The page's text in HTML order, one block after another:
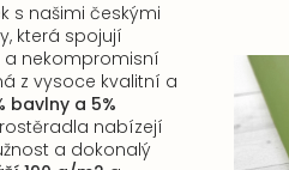
s našimi českými
která spojují
nekompromisní
z vysoce kvalitní a
bavlny a 5%
nabízejí
a dokonalý